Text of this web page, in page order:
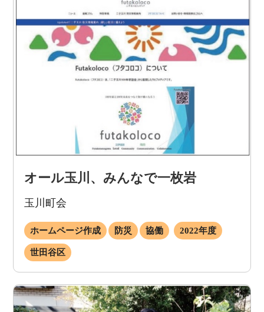
オール玉川、みんなで一枚岩
玉川町会
ホームページ作成 防災 協働 2022年度
世田谷区